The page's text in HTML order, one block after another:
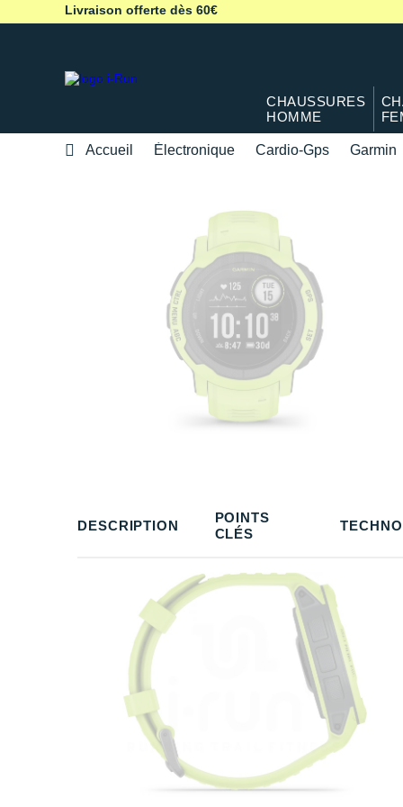
Livraison offerte dès 60€
CHAUSSURES
HOMME
Accueil Électronique Cardio-Gps Garmin
DESCRIPTION
POINTS
CLÉS